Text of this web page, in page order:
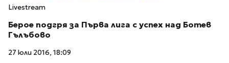
Livestream
Берое подгря за Първа лига с успех над Ботев
Гълъбово
27 юли 2016, 18:09